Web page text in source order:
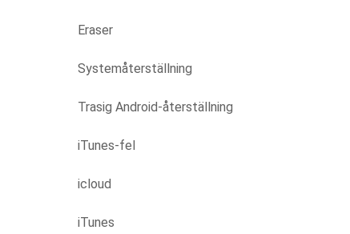
Eraser
Systemåterställning
Trasig Android-återställning
iTunes-fel
icloud
iTunes